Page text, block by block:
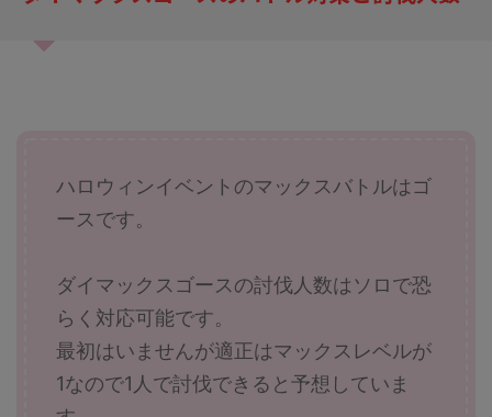
ハロウィンイベントのマックスバトルはゴ
ースです。
ダイマックスゴースの討伐人数はソロで恐
らく対応可能です。
最初はいませんが適正はマックスレベルが
1なので1人で討伐できると予想していま